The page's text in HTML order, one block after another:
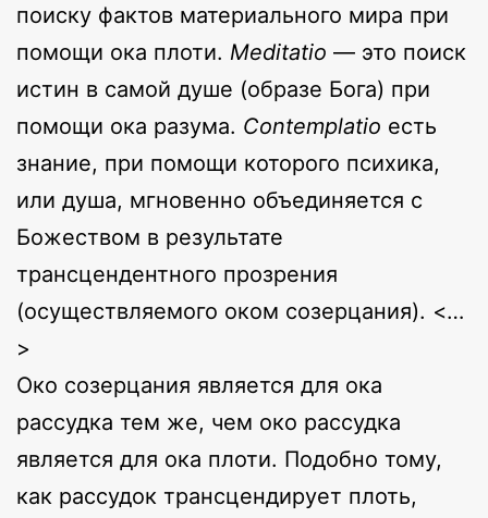
поиску фактов материального мира при
помощи ока плоти. Meditatio — это поиск
истин в самой душе (образе Бога) при
помощи ока разума. Contemplatio есть
знание, при помощи которого психика,
или душа, мгновенно объединяется с
Божеством в результате
трансцендентного прозрения
(осуществляемого оком созерцания). <…
>
Око созерцания является для ока
рассудка тем же, чем око рассудка
является для ока плоти. Подобно тому,
как рассудок трансцендирует плоть,